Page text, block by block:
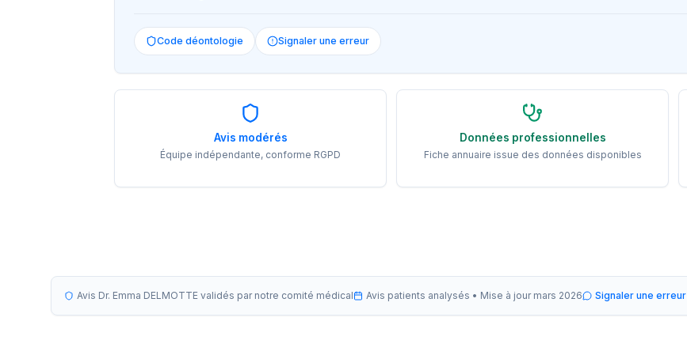
Code déontologie Signaler une erreur
Avis modérés
Équipe indépendante, conforme RGPD
Données professionnelles
Fiche annuaire issue des données disponibles
Avis Dr. Emma DELMOTTE validés par notre comité médical Avis patients analysés • Mise à jour mars 2026 Signaler une erreur